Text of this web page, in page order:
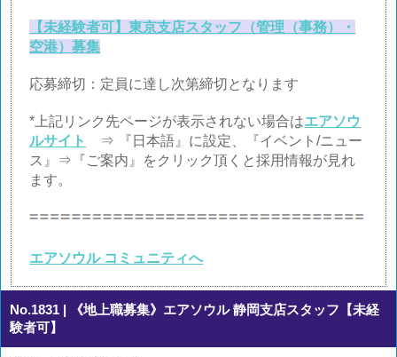
【未経験者可】東京支店スタッフ（管理（事務）・
空港）募集
応募締切：定員に達し次第締切となります
*上記リンク先ページが表示されない場合はエアソウ
ルサイト
⇒ 『日本語』に設定、『イベント/ニュー
ス』⇒『ご案内』をクリック頂くと採用情報が見れ
ます。
エアソウル コミュニティへ
No.1831 | 《地上職募集》エアソウル 静岡支店スタッフ【未経
験者可】